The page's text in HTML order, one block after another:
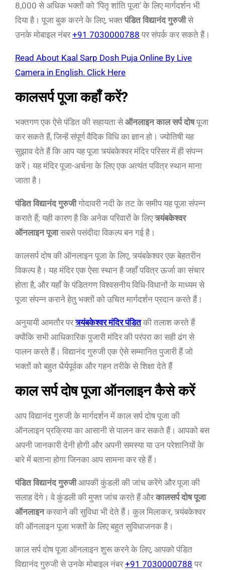
8,000 से अधिक भक्तों को ‘पितृ शांति पूजा’ के लिए मार्गदर्शन भी
दिया है। पूजा बुक करने के लिए, भक्तपंडित विद्यानंद गुरुजीसे
उनके मोबाइल नंबर+91 7030000788 पर संपर्क कर सकते हैं।
Read About Kaal Sarp Dosh Puja Online By Live
Camera in English. Click Here
कालसर्प पूजा कहाँ करें?
भक्तगण एक ऐसे पंडित की सहायता सेऑनलाइन काल सर्प दोषपूजा
कर सकते हैं, जिन्हें संपूर्ण वैदिक विधि का ज्ञान हो। ज्योतिषी यह
सुझाव देते हैं कि आप यह पूजा त्र्यंबकेश्वर मंदिर परिसर में ही संपन्न
करें। यह मंदिर पूजा-अर्चना के लिए एक अत्यंत पवित्र स्थान माना
जाता है।
पंडित विद्यानंद गुरुजीगोदावरी नदी के तट के समीप यह पूजा संपन्न
कराते हैं; यही कारण है कि अनेक परिवारों के लिएत्र्यंबकेश्वर
ऑनलाइन पूजासबसे पसंदीदा विकल्प बन गई है।
कालसर्प दोष की ऑनलाइन पूजा के लिए, त्र्यंबकेश्वर एक बेहतरीन
विकल्प है। यह मंदिर एक ऐसा स्थान है जहाँ पवित्र ऊर्जा का संचार
होता है, और यहाँ के पंडितगण विश्वसनीय विधि-विधानों के माध्यम से
पूजा संपन्न कराने हेतु भक्तों को उचित मार्गदर्शन प्रदान करते हैं।
अनुयायी आमतौर परत्र्यंबकेश्वर मंदिर पंडितकी तलाश करते हैं
क्योंकि सभी आधिकारिक पुजारी मंदिर की परंपरा का सही ढंग से
पालन करते हैं। विद्यानंद गुरुजी एक ऐसे सम्मानित पुजारी हैं जो
भक्तों को बहुत धैर्यपूर्वक और गहन तरीके से शिक्षा देते हैं
काल सर्प दोष पूजा ऑनलाइन कैसे करें
आप विद्यानंद गुरुजी के मार्गदर्शन में काल सर्प दोष पूजा की
ऑनलाइन प्रक्रिया का आसानी से पालन कर सकते हैं। आपको बस
अपनी जानकारी देनी होगी और अपनी समस्या या उन परेशानियों के
बारे में बताना होगा जिनका आप सामना कर रहे हैं।
पंडित विद्यानंद गुरुजीआपकी कुंडली की जांच करेंगे और पूजा की
सलाह देंगे। वे कुंडली की मुफ्त जांच करते हैं औरकालसर्प दोष पूजा
ऑनलाइनकरवाने की सुविधा भी देते हैं। कुल मिलाकर, त्र्यंबकेश्वर
की ऑनलाइन पूजा भक्तों के लिए बहुत सुविधाजनक है।
काल सर्प दोष पूजा ऑनलाइन शुरू करने के लिए, आपको पंडित
विद्यानंद गुरुजी से उनके मोबाइल नंबर+91 7030000788 पर